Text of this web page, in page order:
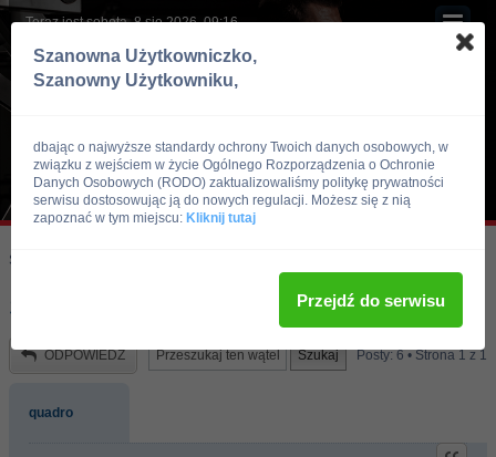
Teraz jest sobota, 8 sie 2026, 09:16
Skocz do:
SUSTANON250
ODPOWIEDZ Posty: 6 • Strona 1 z 1
quadro
Szanowna Użytkowniczko,
Szanowny Użytkowniku,
dbając o najwyższe standardy ochrony Twoich danych osobowych, w
związku z wejściem w życie Ogólnego Rozporządzenia o Ochronie
Danych Osobowych (RODO) zaktualizowaliśmy politykę prywatności
serwisu dostosowując ją do nowych regulacji. Możesz się z nią
zapoznać w tym miejscu: Kliknij tutaj
Przejdź do serwisu